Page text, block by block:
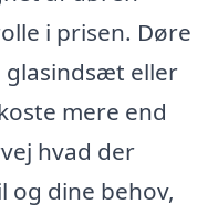
i prisen. Døre
glasindsæt eller
mere end
hvad der
og dine behov,